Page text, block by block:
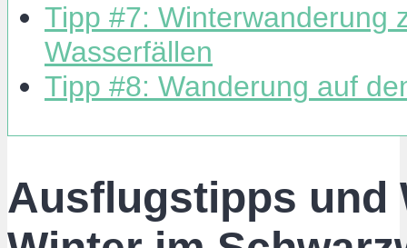
Tipp #7: Winterwanderung
Wasserfällen
Tipp #8: Wanderung auf
Ausflugstipps und